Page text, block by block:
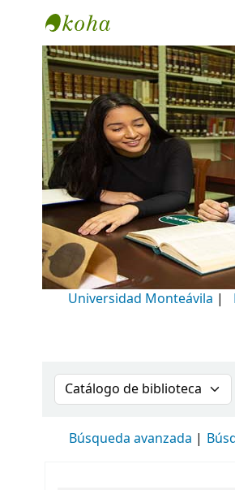
Biblioteca Universidad
Universidad Monteávila |
Buscar en el catálogo
Búsqueda avanzada